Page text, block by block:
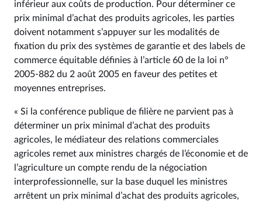
inférieur aux coûts de production. Pour déterminer ce
prix minimal d’achat des produits agricoles, les parties
doivent notamment s’appuyer sur les modalités de
fixation du prix des systèmes de garantie et des labels de
commerce équitable définies à l’article 60 de la loi n°
2005‑882 du 2 août 2005 en faveur des petites et
moyennes entreprises.
« Si la conférence publique de filière ne parvient pas à
déterminer un prix minimal d’achat des produits
agricoles, le médiateur des relations commerciales
agricoles remet aux ministres chargés de l’économie et de
l’agriculture un compte rendu de la négociation
interprofessionnelle, sur la base duquel les ministres
arrêtent un prix minimal d’achat des produits agricoles,